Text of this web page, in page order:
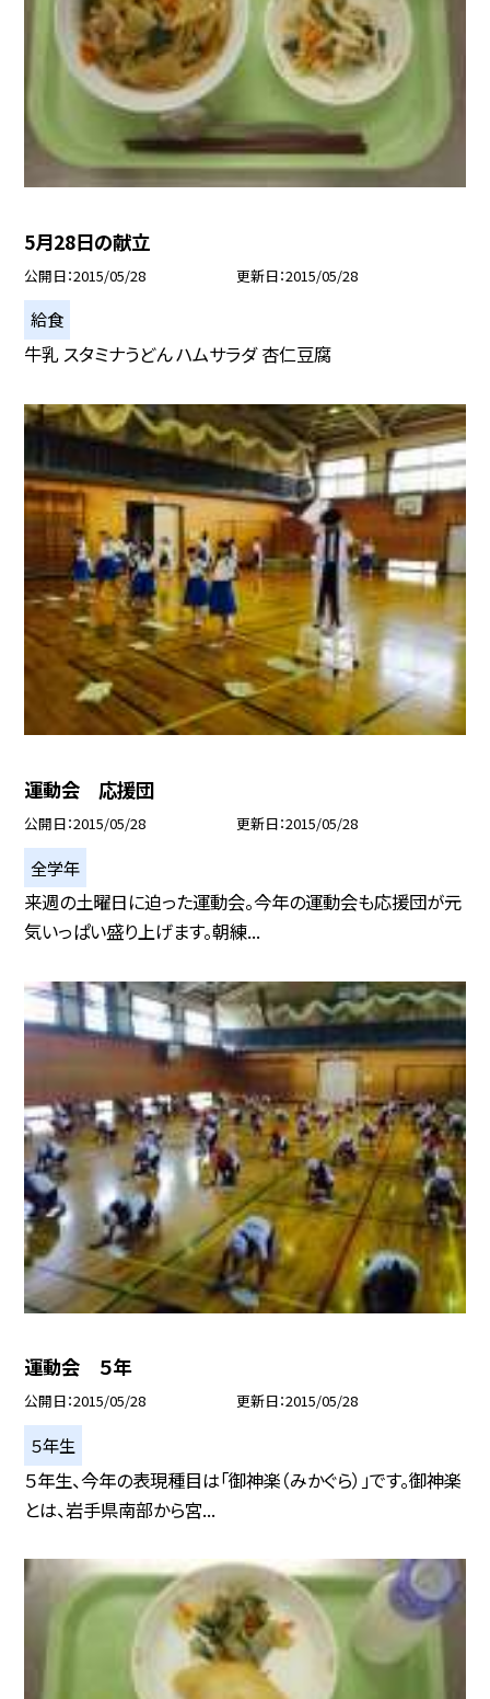
5月28日の献立
公開日 2015/05/28 更新日 2015/05/28
給食
牛乳 スタミナうどん ハムサラダ 杏仁豆腐
運動会 応援団
公開日 2015/05/28 更新日 2015/05/28
全学年
来週の土曜日に迫った運動会。今年の運動会も応援団が元
気いっぱい盛り上げます。朝練...
運動会 ５年
公開日 2015/05/28 更新日 2015/05/28
５年生
５年生、今年の表現種目は「御神楽（みかぐら）」です。御神楽
とは、岩手県南部から宮...